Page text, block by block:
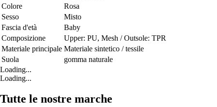
Colore
Rosa
Sesso
Misto
Fascia d'età
Baby
Composizione
Upper: PU, Mesh / Outsole: TPR
Materiale principale Materiale sintetico / tessile
Suola
gomma naturale
Loading...
Loading...
Tutte le nostre marche